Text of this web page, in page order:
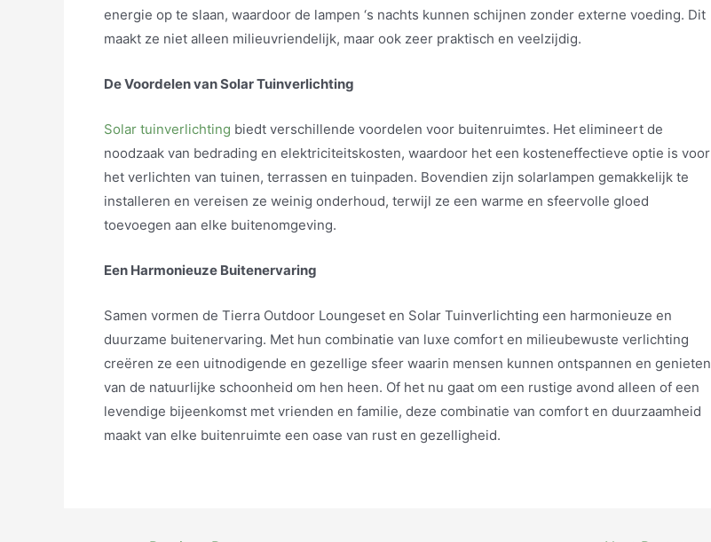
energie op te slaan, waardoor de lampen ‘s nachts kunnen schijnen zonder externe voeding. Dit
maakt ze niet alleen milieuvriendelijk, maar ook zeer praktisch en veelzijdig.
De Voordelen van Solar Tuinverlichting
Solar tuinverlichting biedt verschillende voordelen voor buitenruimtes. Het elimineert de
noodzaak van bedrading en elektriciteitskosten, waardoor het een kosteneffectieve optie is voor
het verlichten van tuinen, terrassen en tuinpaden. Bovendien zijn solarlampen gemakkelijk te
installeren en vereisen ze weinig onderhoud, terwijl ze een warme en sfeervolle gloed
toevoegen aan elke buitenomgeving.
Een Harmonieuze Buitenervaring
Samen vormen de Tierra Outdoor Loungeset en Solar Tuinverlichting een harmonieuze en
duurzame buitenervaring. Met hun combinatie van luxe comfort en milieubewuste verlichting
creëren ze een uitnodigende en gezellige sfeer waarin mensen kunnen ontspannen en genieten
van de natuurlijke schoonheid om hen heen. Of het nu gaat om een rustige avond alleen of een
levendige bijeenkomst met vrienden en familie, deze combinatie van comfort en duurzaamheid
maakt van elke buitenruimte een oase van rust en gezelligheid.